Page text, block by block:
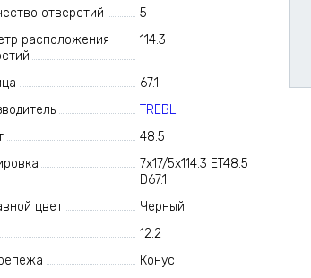
отверстий
5
расположения
114.3
67.1
TREBL
48.5
7x17/5x114.3 ET48.5
D67.1
цвет
Черный
12.2
Конус